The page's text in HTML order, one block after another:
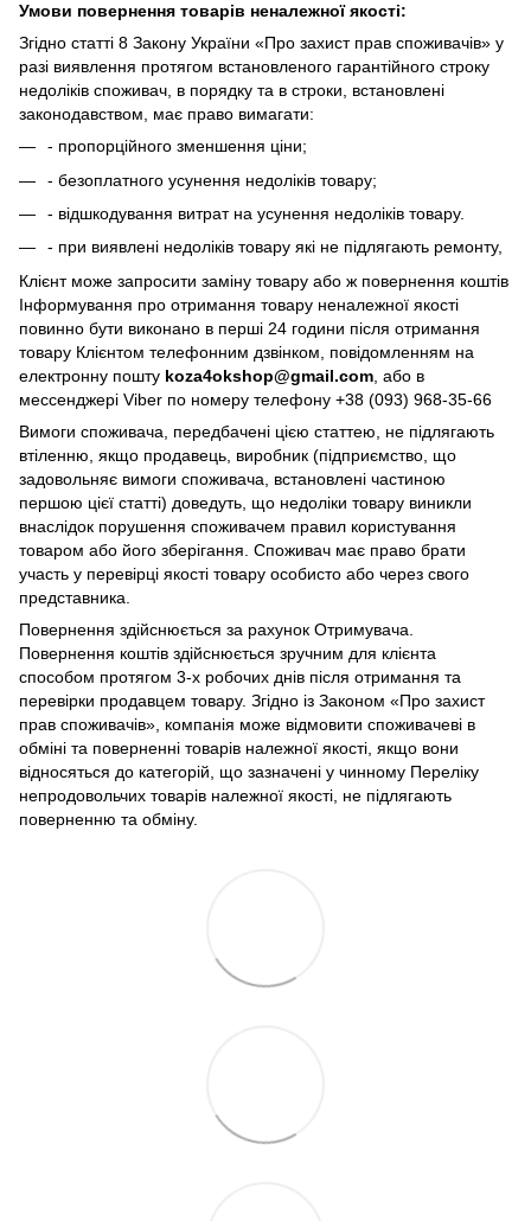
Умови повернення товарів неналежної якості:
Згідно статті 8 Закону України «Про захист прав споживачів» у
разі виявлення протягом встановленого гарантійного строку
недоліків споживач, в порядку та в строки, встановлені
законодавством, має право вимагати:
- пропорційного зменшення ціни;
- безоплатного усунення недоліків товару;
- відшкодування витрат на усунення недоліків товару.
- при виявлені недоліків товару які не підлягають ремонту,
Клієнт може запросити заміну товару або ж повернення коштів
Інформування про отримання товару неналежної якості
повинно бути виконано в перші 24 години після отримання
товару Клієнтом телефонним дзвінком, повідомленням на
електронну пошту koza4okshop@gmail.com , або в
мессенджері Viber по номеру телефону +38 (093) 968-35-66
Вимоги споживача, передбачені цією статтею, не підлягають
втіленню, якщо продавець, виробник (підприємство, що
задовольняє вимоги споживача, встановлені частиною
першою цієї статті) доведуть, що недоліки товару виникли
внаслідок порушення споживачем правил користування
товаром або його зберігання. Споживач має право брати
участь у перевірці якості товару особисто або через свого
представника.
Повернення здійснюється за рахунок Отримувача.
Повернення коштів здійснюється зручним для клієнта
способом протягом 3-х робочих днів після отримання та
перевірки продавцем товару. Згідно із Законом «Про захист
прав споживачів», компанія може відмовити споживачеві в
обміні та поверненні товарів належної якості, якщо вони
відносяться до категорій, що зазначені у чинному Переліку
непродовольчих товарів належної якості, не підлягають
поверненню та обміну.